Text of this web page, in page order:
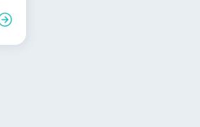
Finanzas para jóvenes